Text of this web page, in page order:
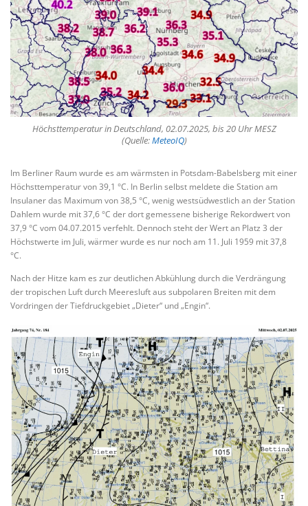
Höchsttemperatur in Deutschland, 02.07.2025, bis 20 Uhr MESZ
(Quelle:MeteoIQ)
Im Berliner Raum wurde es am wärmsten in Potsdam-Babelsberg mit einer
Höchsttemperatur von 39,1 °C. In Berlin selbst meldete die Station am
Insulaner das Maximum von 38,5 °C, wenig westsüdwestlich an der Station
Dahlem wurde mit 37,6 °C der dort gemessene bisherige Rekordwert von
37,9 °C vom 04.07.2015 verfehlt. Dennoch steht der Wert an Platz 3 der
Höchstwerte im Juli, wärmer wurde es nur noch am 11. Juli 1959 mit 37,8
°C.
Nach der Hitze kam es zur deutlichen Abkühlung durch die Verdrängung
der tropischen Luft durch Meeresluft aus subpolaren Breiten mit dem
Vordringen der Tiefdruckgebiet „Dieter“ und „Engin“.